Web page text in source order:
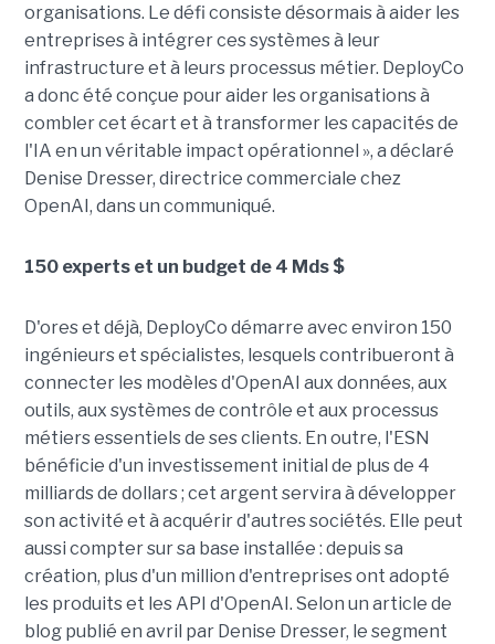
organisations. Le défi consiste désormais à aider les
entreprises à intégrer ces systèmes à leur
infrastructure et à leurs processus métier. DeployCo
a donc été conçue pour aider les organisations à
combler cet écart et à transformer les capacités de
l'IA en un véritable impact opérationnel », a déclaré
Denise Dresser, directrice commerciale chez
OpenAI, dans un communiqué.
150 experts et un budget de 4 Mds $
D'ores et déjà, DeployCo démarre avec environ 150
ingénieurs et spécialistes, lesquels contribueront à
connecter les modèles d'OpenAI aux données, aux
outils, aux systèmes de contrôle et aux processus
métiers essentiels de ses clients. En outre, l'ESN
bénéficie d'un investissement initial de plus de 4
milliards de dollars ; cet argent servira à développer
son activité et à acquérir d'autres sociétés. Elle peut
aussi compter sur sa base installée : depuis sa
création, plus d'un million d'entreprises ont adopté
les produits et les API d'OpenAI. Selon un article de
blog publié en avril par Denise Dresser, le segment